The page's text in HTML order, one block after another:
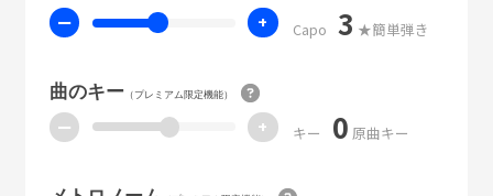
ー + Capo 3 ★簡単弾き
曲のキー（プレミアム限定機能）
ー + キー 0 原曲キー